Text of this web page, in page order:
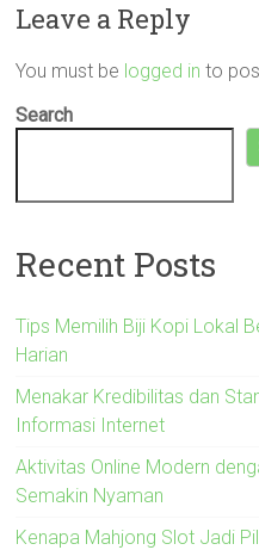
Leave a Reply
You must be logged in to
Search
Recent Posts
Tips Memilih Biji Kopi Lokal
Harian
Menakar Kredibilitas dan
Informasi Internet
Aktivitas Online Modern
Semakin Nyaman
Kenapa Mahjong Slot Jadi